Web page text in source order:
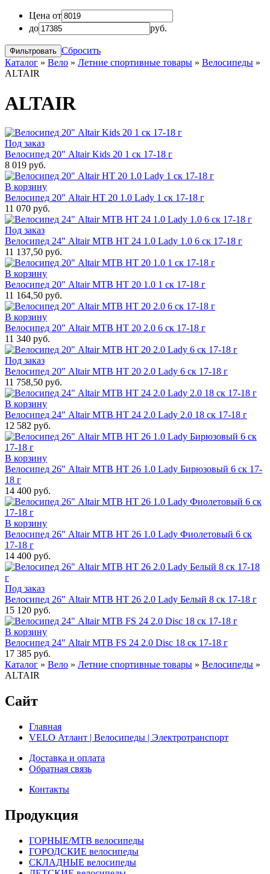
Цена от
до
руб.
Сбросить
Каталог » Вело » Летние спортивные товары » Велосипеды »
ALTAIR
ALTAIR
Под заказ
Велосипед 20" Altair Kids 20 1 ск 17-18 г
8 019 руб.
В корзину
Велосипед 20" Altair HT 20 1.0 Lady 1 ск 17-18 г
11 070 руб.
Под заказ
Велосипед 24" Altair MTB HT 24 1.0 Lady 1.0 6 ск 17-18 г
11 137,50 руб.
В корзину
Велосипед 20" Altair MTB HT 20 1.0 1 ск 17-18 г
11 164,50 руб.
В корзину
Велосипед 20" Altair MTB HT 20 2.0 6 ск 17-18 г
11 340 руб.
Под заказ
Велосипед 20" Altair MTB HT 20 2.0 Lady 6 ск 17-18 г
11 758,50 руб.
В корзину
Велосипед 24" Altair MTB HT 24 2.0 Lady 2.0 18 ск 17-18 г
12 582 руб.
В корзину
Велосипед 26" Altair MTB HT 26 1.0 Lady Бирюзовый 6 ск 17-
18 г
14 400 руб.
В корзину
Велосипед 26" Altair MTB HT 26 1.0 Lady Фиолетовый 6 ск
17-18 г
14 400 руб.
Под заказ
Велосипед 26" Altair MTB HT 26 2.0 Lady Белый 8 ск 17-18 г
15 120 руб.
В корзину
Велосипед 24" Altair MTB FS 24 2.0 Disc 18 ск 17-18 г
17 385 руб.
Каталог » Вело » Летние спортивные товары » Велосипеды »
ALTAIR
Сайт
Главная
VELO Атлант | Велосипеды | Электротранспорт
Доставка и оплата
Обратная связь
Контакты
Продукция
ГОРНЫЕ/MTB велосипеды
ГОРОДСКИЕ велосипеды
СКЛАДНЫЕ велосипеды